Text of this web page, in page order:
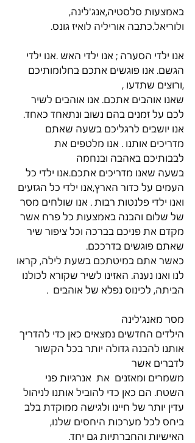
באמצעות סלסטיה,אנג'לינה,
ולוריאל.כתבה אוריליה לואיז גונס.
אנו ילדי הסערה ; אנו ילדי האש .אנו ילדי
הגשם. אנו פוגשים אתכם בחלומותיכם
,ורוצים שתדעו ,
שאנו אוהבים אתכם. אנו אוהבים לשיר
לכם על זמנים בהם נשוב ונתאחד כאחד.
אנו יושבים לרגליכם בשעה שאתם
מדריכים אותנו . אנו מלטפים את
לבבותיכם באהבה ובנחמה
בשעה שאנו מדריכים אתכם.אנו ילדי כל
העמים על כדור הארץ,אנו ילדי כל הגזעים
ואנו ילדי פלנטות רבות . אנו שולחים מסר
של שלום והבנה באמצעות כל פרח אשר
מקדם את פניכם בברכה וכל ציפור שיר
שאתם פוגשים בדרככם.
כאשר אתם במיטתכם בשעת לילה, קראו
לנו ואנו נענה. האזינו לשיר שקורא לכולנו
הביתה, לכינוס נפלא של אוהבים  .
מסר מאנג'לינה
הילדים החדשים נמצאים כאן כדי להדריך
אותנו להבנה גדולה יותר בכל הקשור
לדברים אשר
משמרים ומאזנים  את  אנרגיות פני
השטח. הם כאן כדי להוביל אותנו לניהול
עדין יותר של חיינו ולגישה ממוקדת בלב
ביחס לכל מערכות היחסים שלנו,
האישיות והחברתיות גם יחד.